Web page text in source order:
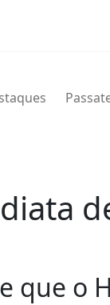
que o